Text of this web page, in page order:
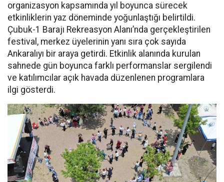
organizasyon kapsamında yıl boyunca sürecek
etkinliklerin yaz döneminde yoğunlaştığı belirtildi.
Çubuk-1 Barajı Rekreasyon Alanı’nda gerçekleştirilen
festival, merkez üyelerinin yanı sıra çok sayıda
Ankaralıyı bir araya getirdi. Etkinlik alanında kurulan
sahnede gün boyunca farklı performanslar sergilendi
ve katılımcılar açık havada düzenlenen programlara
ilgi gösterdi.